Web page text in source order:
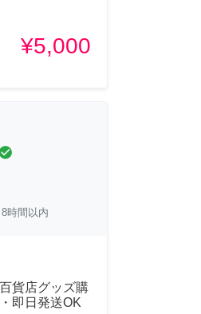
¥5,000
時間以内
貨店グッズ購
即日発送OK